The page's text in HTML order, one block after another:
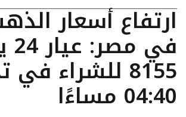
ارتفاع أسعار
8155 للشراء
04:40 مساءًا